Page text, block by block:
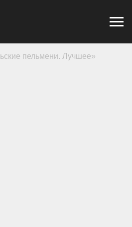
пельмени. Лучшее»